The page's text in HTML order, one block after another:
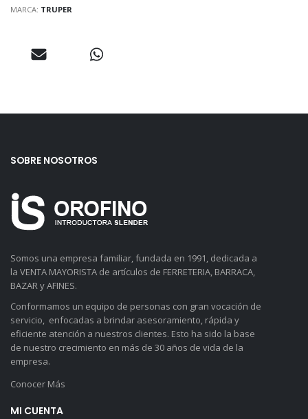
MARCA: TRUPER
SOBRE NOSOTROS
Somos una empresa familiar, fundada en 1991, dedicada a
la VENTA MAYORISTA de artículos de FERRETERIA, BARRACA,
BAZAR y AFINES.
Conformamos un equipo de personas con gran vocación de
servicio, enfocadas a brindar asesoramiento, rápida y
eficiente atención a nuestros clientes. Esto ha sido la base
de nuestro crecimiento en más de 30 años de vida de la
empresa.
Conocer Más
MI CUENTA